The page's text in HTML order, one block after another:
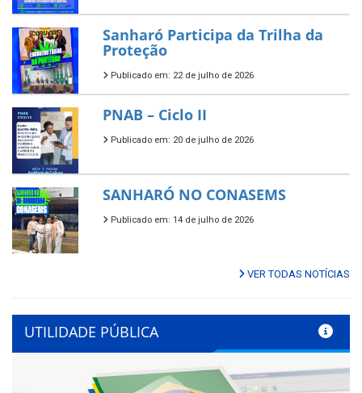
Sanharó Participa da Trilha da
Proteção
Publicado em: 22 de julho de 2026
PNAB – Ciclo II
Publicado em: 20 de julho de 2026
SANHARÓ NO CONASEMS
Publicado em: 14 de julho de 2026
VER TODAS NOTÍCIAS
UTILIDADE PÚBLICA